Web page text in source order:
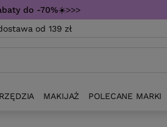
do -70%☀️>>>
od 139 zł
MAKIJAŻ POLECANE MARKI